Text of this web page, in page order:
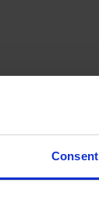
Consent